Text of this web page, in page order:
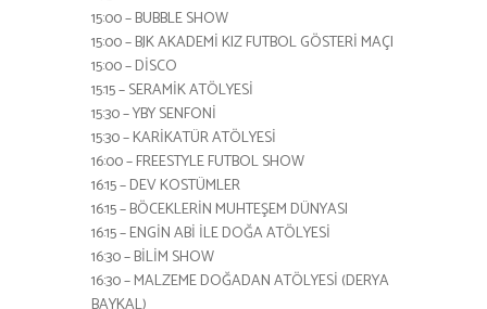
15:00 – BUBBLE SHOW
15:00 – BJK AKADEMİ KIZ FUTBOL GÖSTERİ MAÇI
15:00 – DİSCO
15:15 – SERAMİK ATÖLYESİ
15:30 – YBY SENFONİ
15:30 – KARİKATÜR ATÖLYESİ
16:00 – FREESTYLE FUTBOL SHOW
16:15 – DEV KOSTÜMLER
16:15 – BÖCEKLERİN MUHTEŞEM DÜNYASI
16:15 – ENGİN ABİ İLE DOĞA ATÖLYESİ
16:30 – BİLİM SHOW
16:30 – MALZEME DOĞADAN ATÖLYESİ (DERYA